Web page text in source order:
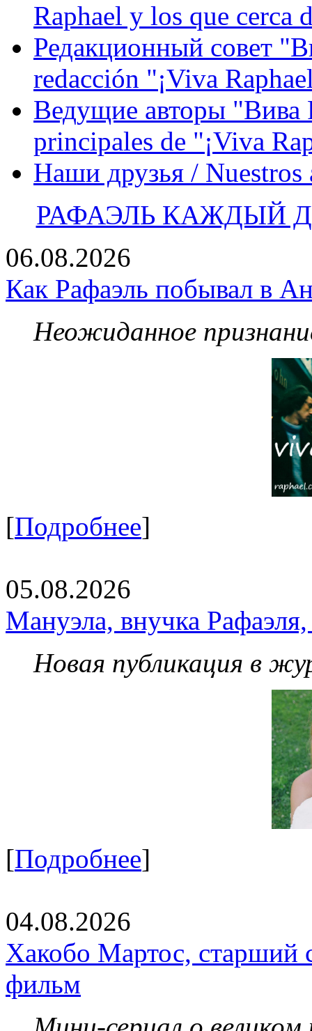
Raphael y los que cerca
Редакционный совет
redacción "¡Viva
Ведущие авторы "Вива
principales de "¡Viva
Наши друзья / Nuestros
РАФАЭЛЬ КАЖДЫЙ
06.08.2026
Как Рафаэль побывал в
Неожиданное
[Подробнее]
05.08.2026
Мануэла, внучка
Новая публикация в
[Подробнее]
04.08.2026
Хакобо Мартос, старший
фильм